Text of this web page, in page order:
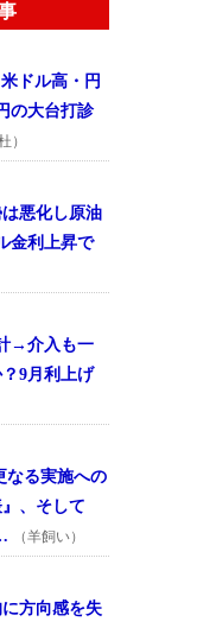
ドル高・円
の大台打診
）
悪化し原油
金利上昇で
→介入も一
9月利上げ
なる実施への
、そして
（羊飼い）
方向感を失